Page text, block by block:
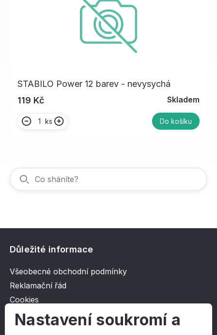
STABILO Power 12 barev - nevysychá
119 Kč
Skladem
ks Do košíku
Důležité informace
Všeobecné obchodní podmínky
Reklamační řád
Cookies
Ochrana osobních údajů
Nastavení soukromí a